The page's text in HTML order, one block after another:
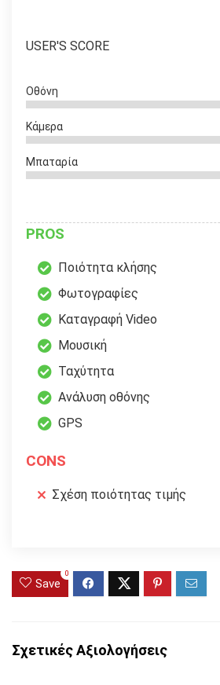
USER'S SCORE
Οθόνη
Κάμερα
Μπαταρία
PROS
Ποιότητα κλήσης
Φωτογραφίες
Καταγραφή Video
Μουσική
Ταχύτητα
Ανάλυση οθόνης
GPS
CONS
Σχέση ποιότητας τιμής
Save
0
Σχετικές Αξιολογήσεις